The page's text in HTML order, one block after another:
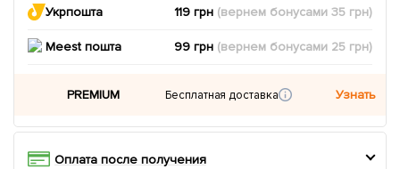
Укрпошта 119 грн (вернем бонусами35 грн)
Meest пошта 99 грн (вернем бонусами 25 грн)
PREMIUM Бесплатная доставка Узнать
Оплата после получения